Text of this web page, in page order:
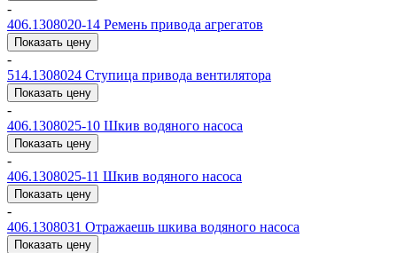
-
406.1308020-14 Ремень привода агрегатов
Показать цену
-
514.1308024 Ступица привода вентилятора
Показать цену
-
406.1308025-10 Шкив водяного насоса
Показать цену
-
406.1308025-11 Шкив водяного насоса
Показать цену
-
406.1308031 Отражаешь шкива водяного насоса
Показать цену